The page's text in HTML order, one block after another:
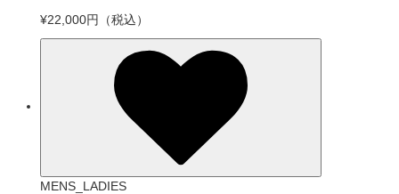
¥22,000円 （税込）
MENS_LADIES